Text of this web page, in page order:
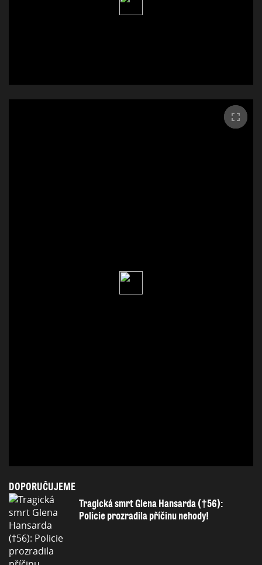
DOPORUČUJEME
Tragická smrt Glena Hansarda (†56):
Policie prozradila příčinu nehody!